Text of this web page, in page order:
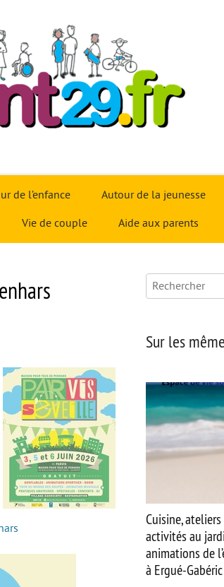
de l’enfance Autour de la jeunesse
Vie de couple Aide aux parents
Rechercher :
Sur les
Cuisine,
activités au
animations de
à Ergué-Gabéric